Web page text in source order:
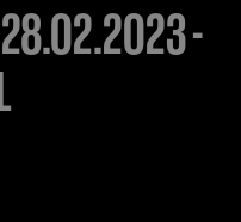
28.02.2023 -